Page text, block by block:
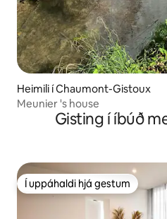
Heimili í Chaumont-Gistoux
Meunier 's house
Gisting í íbúð
Í uppáhaldi hjá gestum
Í uppáhaldi hjá gestum